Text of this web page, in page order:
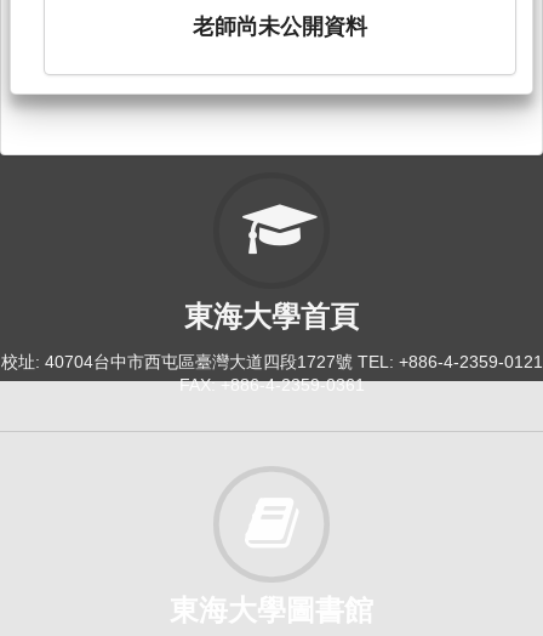
老師尚未公開資料
東海大學首頁
校址: 40704台中市西屯區臺灣大道四段1727號 TEL: +886-4-2359-0121
FAX: +886-4-2359-0361
東海大學圖書館